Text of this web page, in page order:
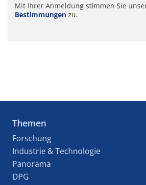
Mit Ihrer Anmeldung stimmen Sie
Bestimmungen zu.
Themen
Forschung
Industrie & Technologie
Panorama
DPG